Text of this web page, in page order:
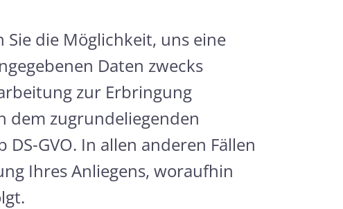
die Möglichkeit, uns eine
Daten zwecks
zur Erbringung
dem zugrundeliegenden
GVO. In allen anderen Fällen
Ihres Anliegens, woraufhin